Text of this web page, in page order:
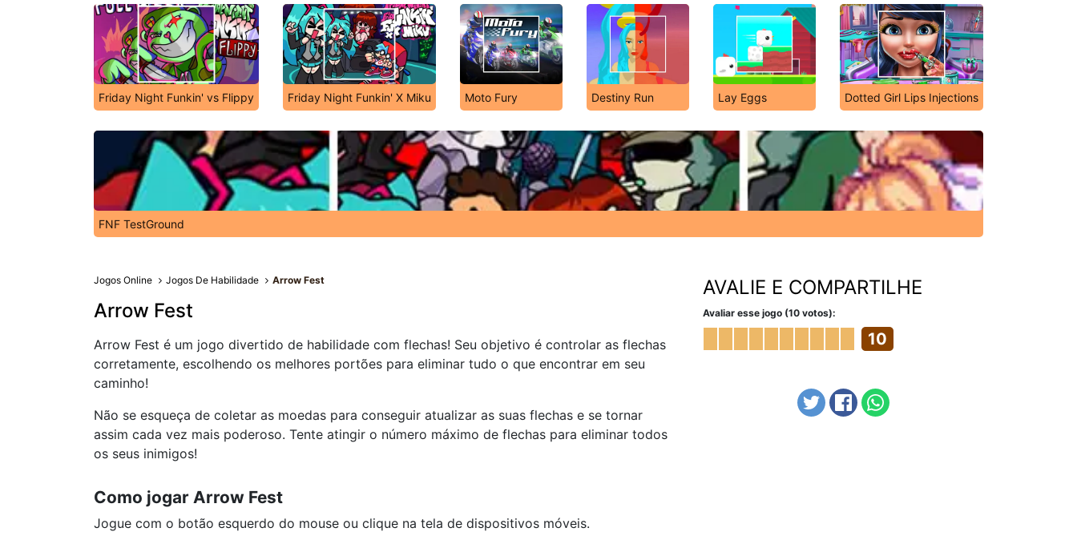
Friday Night Funkin' vs Flippy Friday Night Funkin' X Miku Moto Fury Destiny Run Lay Eggs Dotted Girl Lips Injections
FNF TestGround
Jogos Online Jogos De Habilidade Arrow Fest
Arrow Fest
Arrow Fest é um jogo divertido de habilidade com flechas! Seu objetivo é controlar as flechas
corretamente, escolhendo os melhores portões para eliminar tudo o que encontrar em seu
caminho!
Não se esqueça de coletar as moedas para conseguir atualizar as suas flechas e se tornar
assim cada vez mais poderoso. Tente atingir o número máximo de flechas para eliminar todos
os seus inimigos!
Como jogar Arrow Fest
Jogue com o botão esquerdo do mouse ou clique na tela de dispositivos móveis.
AVALIE E COMPARTILHE
Avaliar esse jogo (10 votos):
10